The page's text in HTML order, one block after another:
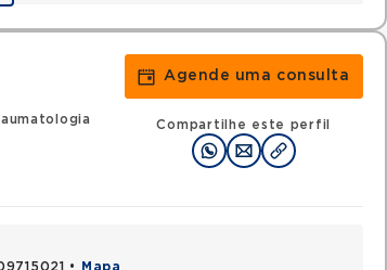
Agende uma consulta
Compartilhe este perfil
• Mapa